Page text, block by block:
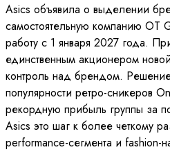
Asics объявила о выделении
самостоятельную компанию OT
работу с 1 января 2027 года.
единственным акционером
контроль над брендом.
популярности ретро-сникеров
рекордную прибыль группы за
Asics это шаг к более четкому
performance-сегмента и fashion-